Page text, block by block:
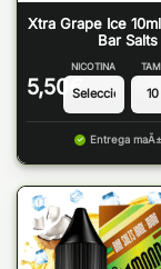
Xtra Grape Ice
Bar Salts
5,50 €
NICOTINA
Entrega